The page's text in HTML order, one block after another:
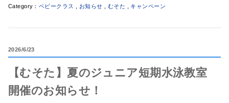
ベビークラス お知らせ むそた キャンペーン
2026 6/23
【むそた】夏のジュニア短期水泳教室
開催のお知らせ！